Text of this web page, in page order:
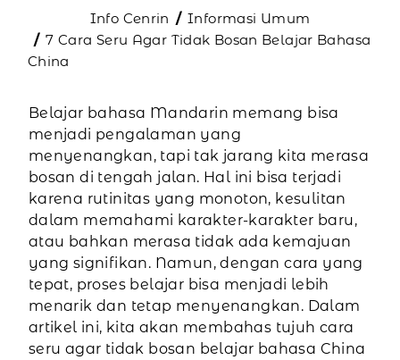
Info Cenrin
Informasi Umum
7 Cara Seru Agar Tidak Bosan Belajar Bahasa
China
Belajar bahasa Mandarin memang bisa
menjadi pengalaman yang
menyenangkan, tapi tak jarang kita merasa
bosan di tengah jalan. Hal ini bisa terjadi
karena rutinitas yang monoton, kesulitan
dalam memahami karakter-karakter baru,
atau bahkan merasa tidak ada kemajuan
yang signifikan. Namun, dengan cara yang
tepat, proses belajar bisa menjadi lebih
menarik dan tetap menyenangkan. Dalam
artikel ini, kita akan membahas tujuh cara
seru agar tidak bosan belajar bahasa China